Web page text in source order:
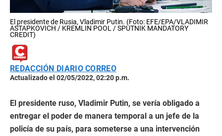
El presidente de Rusia, Vladimir Putin. (Foto: EFE/EPA/VLADIMIR
ASTAPKOVICH / KREMLIN POOL / SPUTNIK MANDATORY
CREDIT)
REDACCIÓN DIARIO CORREO
Actualizado el 02/05/2022, 02:20 p.m.
El presidente ruso, Vladimir Putin, se vería obligado a
entregar el poder de manera temporal a un jefe de la
policía de su país, para someterse a una intervención